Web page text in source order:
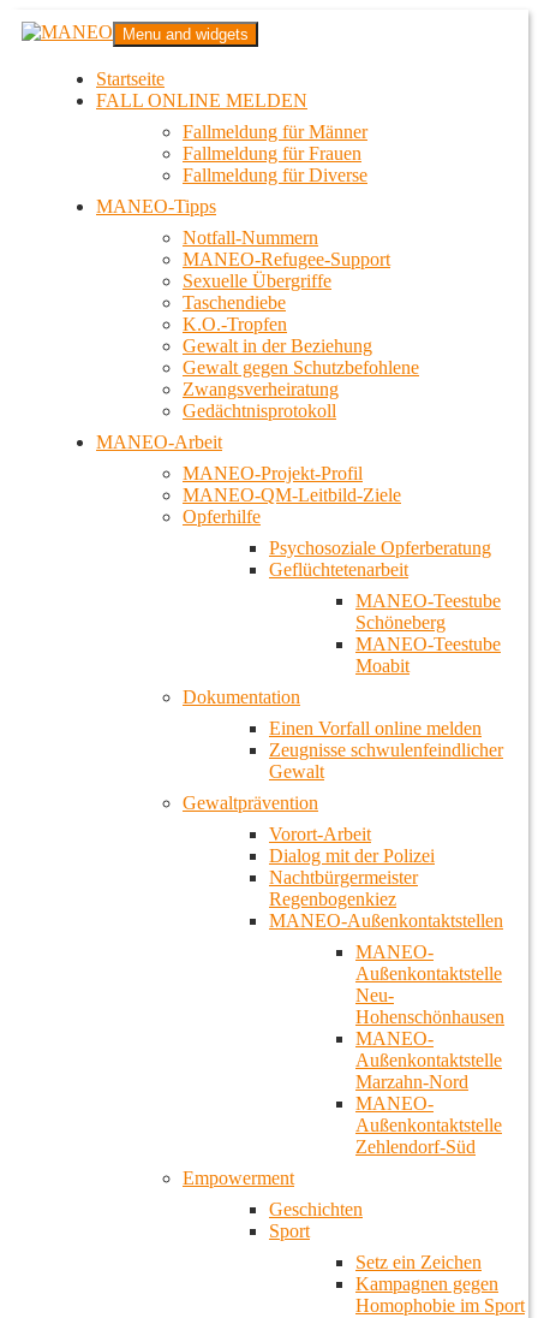
Zum
InhaltMANEO
Das schwule Anti-Gewalt-Projekt in Berlin
Menu and widgets
Startseite
FALL ONLINE MELDEN
Fallmeldung für Männer
Fallmeldung für Frauen
Fallmeldung für Diverse
MANEO-Tipps
Notfall-Nummern
MANEO-Refugee-Support
Sexuelle Übergriffe
Taschendiebe
K.O.-Tropfen
Gewalt in der Beziehung
Gewalt gegen Schutzbefohlene
Zwangsverheiratung
Gedächtnisprotokoll
MANEO-Arbeit
MANEO-Projekt-Profil
MANEO-QM-Leitbild-Ziele
Opferhilfe
Psychosoziale Opferberatung
Geflüchtetenarbeit
MANEO-Teestube
Schöneberg
MANEO-Teestube
Moabit
Dokumentation
Einen Vorfall online melden
Zeugnisse schwulenfeindlicher
Gewalt
Gewaltprävention
Vorort-Arbeit
Dialog mit der Polizei
Nachtbürgermeister
Regenbogenkiez
MANEO-Außenkontaktstellen
MANEO-
Außenkontaktstelle
Neu-
Hohenschönhausen
MANEO-
Außenkontaktstelle
Marzahn-Nord
MANEO-
Außenkontaktstelle
Zehlendorf-Süd
Empowerment
Geschichten
Sport
Setz ein Zeichen
Kampagnen gegen
Homophobie im Sport